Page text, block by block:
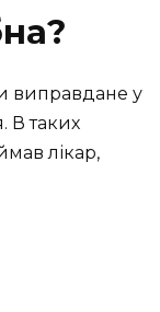
виправдане у
В таких
лікар,